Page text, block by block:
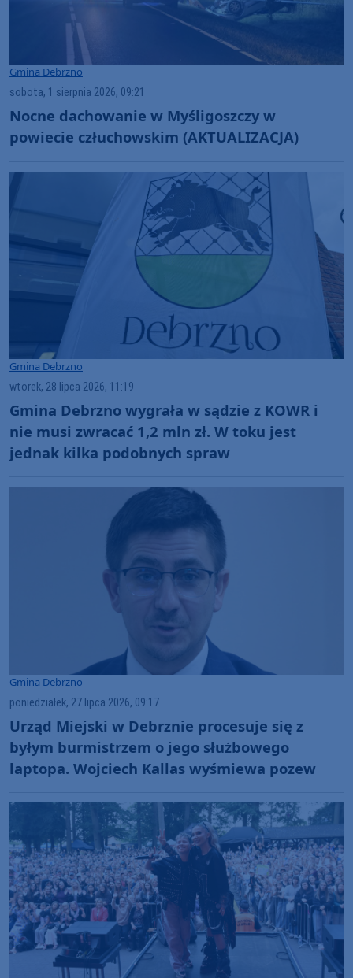
Gmina Debrzno
sobota, 1 sierpnia 2026, 09:21
Nocne dachowanie w Myśligoszczy w
powiecie człuchowskim (AKTUALIZACJA)
Gmina Debrzno
wtorek, 28 lipca 2026, 11:19
Gmina Debrzno wygrała w sądzie z KOWR i
nie musi zwracać 1,2 mln zł. W toku jest
jednak kilka podobnych spraw
Gmina Debrzno
poniedziałek, 27 lipca 2026, 09:17
Urząd Miejski w Debrznie procesuje się z
byłym burmistrzem o jego służbowego
laptopa. Wojciech Kallas wyśmiewa pozew